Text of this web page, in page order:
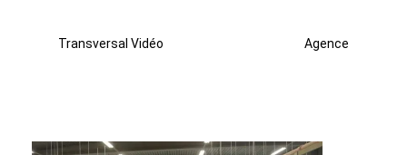
Transversal Vidéo Agence